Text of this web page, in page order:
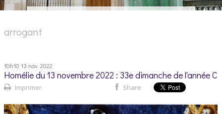
arrogant
10h10 13 nov. 2022
Homélie du 13 novembre 2022 : 33e dimanche de l'année C
Imprimer Share